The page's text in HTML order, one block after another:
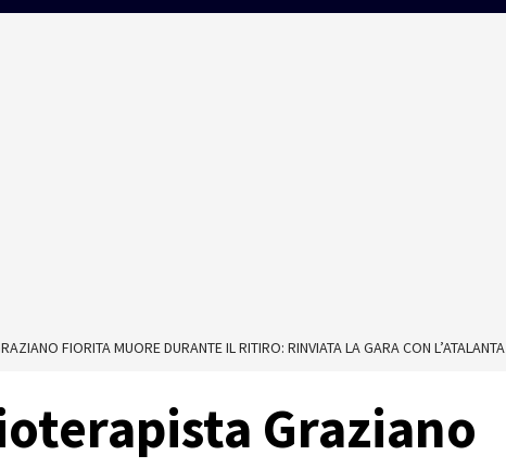
FIORITA MUORE DURANTE IL RITIRO: RINVIATA LA GARA CON L’ATALANTA
Graziano